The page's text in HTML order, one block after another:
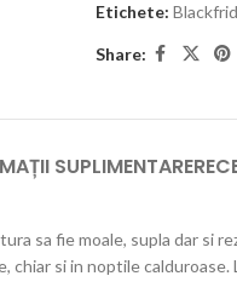
Etichete:
Share:
SUPLIMENTARE
sa fie moale, supla dar si
chiar si in noptile